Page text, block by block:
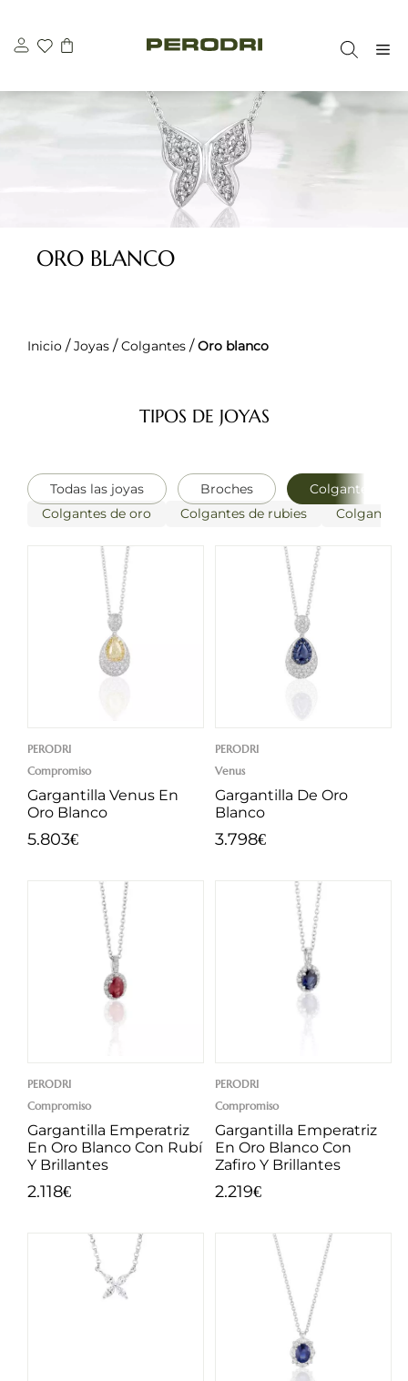
contenido
ORO BLANCO
Inicio /Joyas /Colgantes /Oro blanco
TIPOS DE JOYAS
Todas las joyas Broches
Colgantes
Colgantes de oro
Colgantes de rubies Colgantes
PERODRI
Compromiso
Gargantilla Venus En
Oro Blanco
5.803€
PERODRI
Venus
Gargantilla De Oro
Blanco
3.798€
PERODRI
Compromiso
Gargantilla Emperatriz
En Oro Blanco Con Rubí
Y Brillantes
2.118€
PERODRI
Compromiso
Gargantilla Emperatriz
En Oro Blanco Con
Zafiro Y Brillantes
2.219€